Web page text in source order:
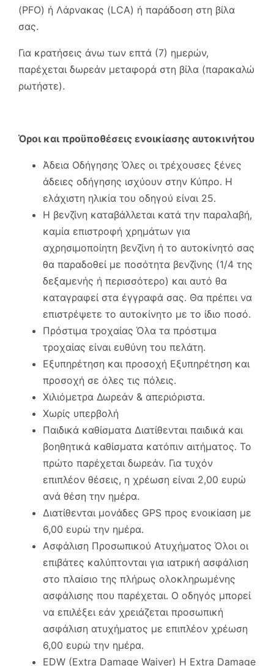
(PFO) ή Λάρνακας (LCA) ή παράδοση στη βίλα
σας.
Για κρατήσεις άνω των επτά (7) ημερών,
παρέχεται δωρεάν μεταφορά στη βίλα (παρακαλώ
ρωτήστε).
Όροι και προϋποθέσεις ενοικίασης αυτοκινήτου
Άδεια Οδήγησης Όλες οι τρέχουσες ξένες
άδειες οδήγησης ισχύουν στην Κύπρο. Η
ελάχιστη ηλικία του οδηγού είναι 25.
Η βενζίνη καταβάλλεται κατά την παραλαβή,
καμία επιστροφή χρημάτων για
αχρησιμοποίητη βενζίνη ή το αυτοκίνητό σας
θα παραδοθεί με ποσότητα βενζίνης (1/4 της
δεξαμενής ή περισσότερο) και αυτό θα
καταγραφεί στα έγγραφά σας. Θα πρέπει να
επιστρέψετε το αυτοκίνητο με το ίδιο ποσό.
Πρόστιμα τροχαίας Όλα τα πρόστιμα
τροχαίας είναι ευθύνη του πελάτη.
Εξυπηρέτηση και προσοχή Εξυπηρέτηση και
προσοχή σε όλες τις πόλεις.
Χιλιόμετρα Δωρεάν & απεριόριστα.
Χωρίς υπερβολή
Παιδικά καθίσματα Διατίθενται παιδικά και
βοηθητικά καθίσματα κατόπιν αιτήματος. Το
πρώτο παρέχεται δωρεάν. Για τυχόν
επιπλέον θέσεις, η χρέωση είναι 2,00 ευρώ
ανά θέση την ημέρα.
Διατίθενται μονάδες GPS προς ενοικίαση με
6,00 ευρώ την ημέρα.
Ασφάλιση Προσωπικού Ατυχήματος Όλοι οι
επιβάτες καλύπτονται για ιατρική ασφάλιση
στο πλαίσιο της πλήρως ολοκληρωμένης
ασφάλισης που παρέχεται. Ο οδηγός μπορεί
να επιλέξει εάν χρειάζεται προσωπική
ασφάλιση ατυχήματος με επιπλέον χρέωση
6,00 ευρώ την ημέρα.
EDW (Extra Damage Waiver) Η Extra Damage